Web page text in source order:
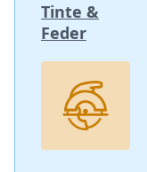
Tinte &
Feder